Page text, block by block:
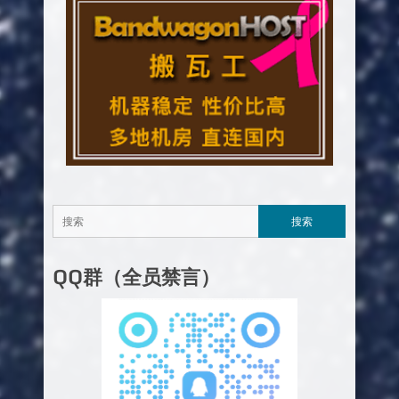
QQ群（全员禁言）